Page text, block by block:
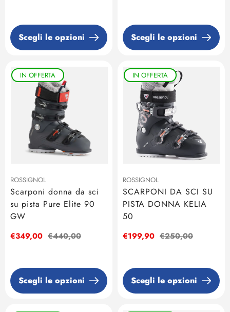
Scegli le opzioni Scegli le opzioni
IN OFFERTA
ROSSIGNOL
Scarponi donna da sci
su pista Pure Elite 90
GW
Prezzo
€349,00 Prezzo
€440,00
Scegli le opzioni
IN OFFERTA
ROSSIGNOL
SCARPONI DA SCI SU
PISTA DONNA KELIA
50
Prezzo
€199,90 Prezzo
€250,00
Scegli le opzioni